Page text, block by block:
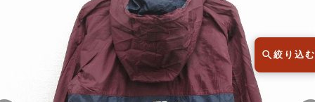
発送について 12時までのご注文で当日出荷！
※対応不可：日祝、長期休暇、セール
絞り込む